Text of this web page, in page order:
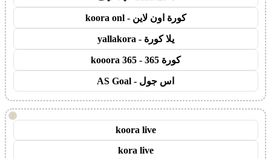
كورة اون لاين - koora onl
يلا كورة - yallakora
كورة 365 - kooora 365
اس جول - AS Goal
!
koora live
kora live